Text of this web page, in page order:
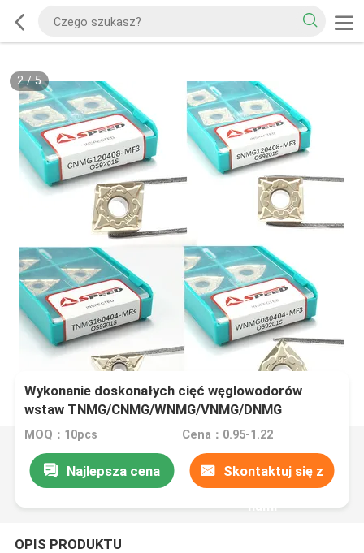
2/5
Wykonanie doskonałych cięć węglowodorów
wstaw TNMG/CNMG/WNMG/VNMG/DNMG
MOQ：10pcs Cena：0.95-1.22
Najlepsza cena Skontaktuj się z
nami
OPIS PRODUKTU